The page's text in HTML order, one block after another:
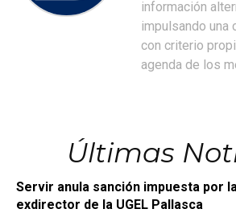
información
impulsando una
con criterio
agenda de los
Últimas
Servir anula sanción impuesta por
exdirector de la UGEL Pallasca